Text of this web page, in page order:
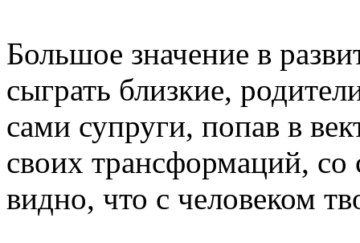
Большое значение в
сыграть близкие,
сами супруги, попав в
своих трансформаций,
видно, что с человеком